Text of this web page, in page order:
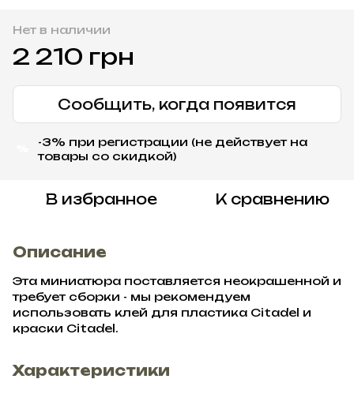
Нет в наличии
2 210 грн
Сообщить, когда появится
-3% при регистрации (не действует на
товары со скидкой)
В избранное К сравнению
Описание
Эта миниатюра поставляется неокрашенной и
требует сборки - мы рекомендуем
использовать клей для пластика Citadel и
краски Citadel.
Характеристики